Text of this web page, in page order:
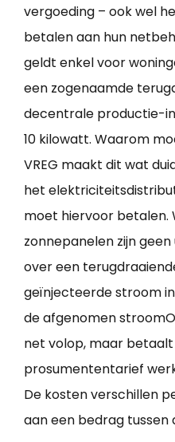
vergoeding – ook wel
betalen aan hun
geldt enkel voor
een zogenaamde
decentrale productie-
10 kilowatt. Waarom
VREG maakt dit wat
het
moet hiervoor betalen.
zonnepanelen zijn
over een
geïnjecteerde stroom
de afgenomen
net volop, maar
prosumententarief
De kosten verschillen
aan een bedrag tussen